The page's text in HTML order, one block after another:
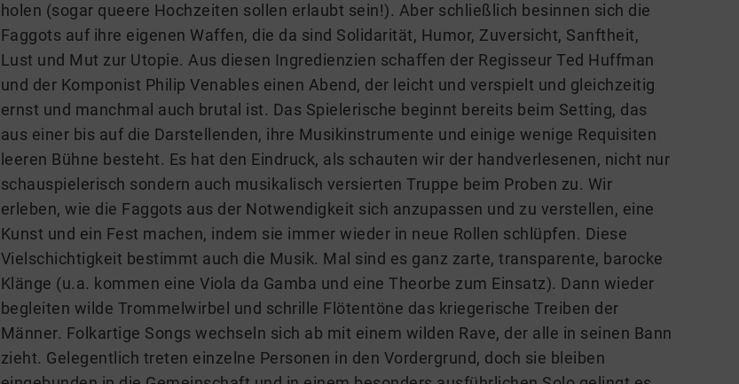
holen (sogar queere Hochzeiten sollen erlaubt sein!). Aber schließlich besinnen sich die
Faggots auf ihre eigenen Waffen, die da sind Solidarität, Humor, Zuversicht, Sanftheit,
Lust und Mut zur Utopie. Aus diesen Ingredienzien schaffen der Regisseur Ted Huffman
und der Komponist Philip Venables einen Abend, der leicht und verspielt und gleichzeitig
ernst und manchmal auch brutal ist. Das Spielerische beginnt bereits beim Setting, das
aus einer bis auf die Darstellenden, ihre Musikinstrumente und einige wenige Requisiten
leeren Bühne besteht. Es hat den Eindruck, als schauten wir der handverlesenen, nicht nur
schauspielerisch sondern auch musikalisch versierten Truppe beim Proben zu. Wir
erleben, wie die Faggots aus der Notwendigkeit sich anzupassen und zu verstellen, eine
Kunst und ein Fest machen, indem sie immer wieder in neue Rollen schlüpfen. Diese
Vielschichtigkeit bestimmt auch die Musik. Mal sind es ganz zarte, transparente, barocke
Klänge (u.a. kommen eine Viola da Gamba und eine Theorbe zum Einsatz). Dann wieder
begleiten wilde Trommelwirbel und schrille Flötentöne das kriegerische Treiben der
Männer. Folkartige Songs wechseln sich ab mit einem wilden Rave, der alle in seinen Bann
zieht. Gelegentlich treten einzelne Personen in den Vordergrund, doch sie bleiben